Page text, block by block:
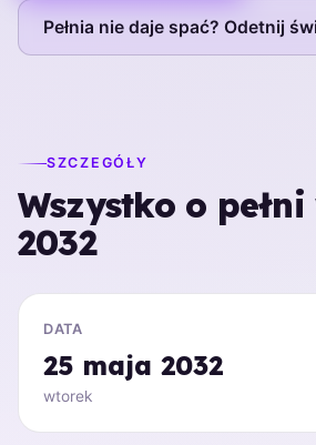
Pełnia nie daje spać? Odetnij
SZCZEGÓŁY
Wszystko o
2032
DATA
25 maja 2032
wtorek